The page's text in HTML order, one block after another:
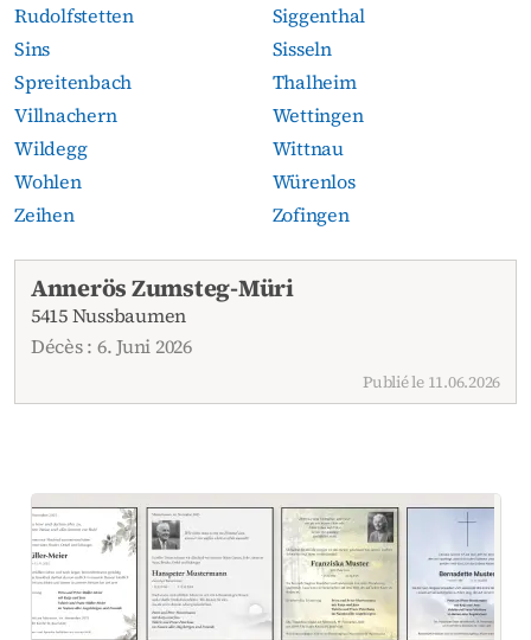
Rudolfstetten
Siggenthal
Sins
Sisseln
Spreitenbach
Thalheim
Villnachern
Wettingen
Wildegg
Wittnau
Wohlen
Würenlos
Zeihen
Zofingen
Avis de décès actuels
Annerös Zumsteg-Müri
5415 Nussbaumen
Décès : 6. Juni 2026
Publié le 11.06.2026